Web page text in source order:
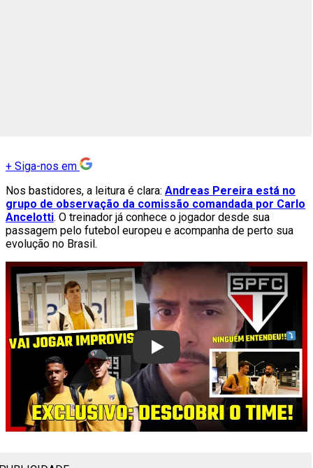
+ Siga-nos em
Nos bastidores, a leitura é clara: Andreas Pereira está no
grupo de observação da comissão comandada por Carlo
Ancelotti. O treinador já conhece o jogador desde sua
passagem pelo futebol europeu e acompanha de perto sua
evolução no Brasil.
Play